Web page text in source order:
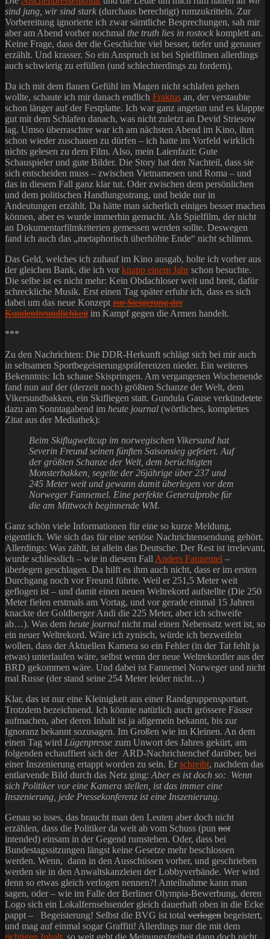
sind jung, wir sind stark (durchaus berechtigt) rumzukritteln. Zur
Vorbereitung ignorierte ich zwar sämtliche Besprechungen, sah mir
aber am Abend vorher nochmal the truth lies in rostock komplett an.
Keine Frage, dass der die Geschichte viel besser, tiefer und genauer
erzählt. Und krasser. So ein Anspruch ist bei Spielfilmen allerdings
auch schwierig zu erfüllen (und schlechterdings zu fordern).
Da ich mit dem flauen Gefühl im Magen nicht schlafen gehen
wollte, schaute ich mir danach endlich Fraktus an, der verstaubte
schon länger auf der Festplatte. Ich war ganz angetan und es klappte
gut mit dem Schlafen danach, was nicht zuletzt an Devid Striesow
lag. Umso überraschter war ich am nächsten Abend im Kino, ihm
schon wieder zuschauen zu dürfen – ich hatte im Vorfeld wirklich
nichts gelesen zu dem Film. Also, mein Laienfazit: Gute
Schauspieler und gute Bilder. Die Story hat den Nachteil, dass sie
sich entscheiden muss – zwischen Vietnamesen und Roma – und
das in diesem Fall ganz klar tut. Oder zwischen dem persönlichen
und dem politischen Handlungsstrang, und beide nur in
Andeutungen erzählt. Da hätte man sicherlich einiges besser machen
können, aber es wurde immerhin gemacht. Als Spielfilm, der nicht
an Dokumentarfilmkriterien gemessen werden sollte. Deswegen
fand ich auch das „metaphorisch überhöhte Ende“ nicht schlimm.
Das Geld, welches ich zuhauf im Kino ausgab, holte ich vorher aus
der gleichen Bank, die ich vorknapp einem Jahrschon besuchte.
Die selbe ist es nicht mehr: Kein Obdachloser weit und breit, dafür
schreckliche Musik. Erst einen Tag später erfuhr ich, dass es sich
dabei um das neue Konzeptzur Steigerung der
Kundenfreundlichkeitim Kampf gegen die Armen handelt.
***
Zu den Nachrichten: Die DDR-Herkunft schlägt sich bei mir auch
in seltsamen Sportbegeisterungspräferenzen nieder. Ein weiteres
Bekenntnis: Ich schaue Skispringen. Am vergangenen Wochenende
fand nun auf der (derzeit noch) größten Schanze der Welt, dem
Vikersundbakken, ein Skifliegen statt. Gundula Gause verkündetete
dazu am Sonntagabend im heute journal (wörtliches, komplettes
Zitat aus der Mediathek):
Beim Skiflugweltcup im norwegischen Vikersund hat
Severin Freund seinen fünften Saisonsieg gefeiert. Auf
der größten Schanze der Welt, dem berüchtigten
Monsterbakken, segelte der 26jährige über 237 und
245 Meter weit und gewann damit überlegen vor dem
Norweger Fannemel. Eine perfekte Generalprobe für
die am Mittwoch beginnende WM.
Ganz schön viele Informationen für eine so kurze Meldung,
eigentlich. Wie sich das für eine seriöse Nachrichtensendung gehört.
Allerdings: Was zählt, ist allein das Deutsche. Der Rest ist irrelevant,
wurde schliesslich – wie in diesem FallAnders Fannemel –
überlegen geschlagen. Da hilft es ihm auch nicht, dass er im ersten
Durchgang noch vor Freund führte. Weil er 251,5 Meter weit
geflogen ist – und damit einen neuen Weltrekord aufstellte (Die 250
Meter fielen erstmals am Vortag, und vor gerade einmal 15 Jahren
knackte der Goldberger Andi die 225 Meter, aber ich schweife
ab…). Was dem heute journal nicht mal einen Nebensatz wert ist, so
ein neuer Weltrekord. Wäre ich zynisch, würde ich bezweifeln
wollen, dass der Aktuellen Kamera so ein Fehler (in der Tat fehlt ja
etwas) unterlaufen wäre, selbst wenn der neue Weltrekordler aus der
BRD gekommen wäre. Und dabei ist Fannemel Norweger und nicht
mal Russe (der stand seine 254 Meter leider nicht…)
Klar, das ist nur eine Kleinigkeit aus einer Randgruppensportart.
Trotzdem bezeichnend. Ich könnte natürlich auch grössere Fässer
aufmachen, aber deren Inhalt ist ja allgemein bekannt, bis zur
Ignoranz bekannt sozusagen. Im Großen wie im Kleinen. An dem
einen Tag wird Lügenpresse zum Unwort des Jahres gekürt, am
folgenden echauffiert sich der ARD-Nachrichtenchef darüber, bei
einer Inszenierung ertappt worden zu sein. Erschreibt, nachdem das
entlarvende Bild durch das Netz ging:Aber es ist doch so: Wenn
sich Politiker vor eine Kamera stellen, ist das immer eine
Inszenierung, jede Pressekonferenz ist eine Inszenierung.
Genau so isses, das braucht man den Leuten aber doch nicht
erzählen, dass die Politiker da weit ab vom Schuss (pun not
intended) einsam in der Gegend rumstehen. Oder, dass bei
Bundestagssitzungen längst keine Gesetze mehr beschlossen
werden. Wenn, dann in den Ausschüssen vorher, und geschrieben
werden sie in den Anwaltskanzleien der Lobbyverbände. Wer wird
denn so etwas gleich verlogen nennen?! Anteilnahme kann man
sagen, oder – wie im Falle der Berliner Olympia-Bewerbung, deren
Logo sich ein Lokalfernsehsender gleich dauerhaft oben in die Ecke
pappt – Begeisterung! Selbst die BVG ist total verlogen begeistert,
und mag auf einmal sogar Graffiti! Allerdings nur die mit dem